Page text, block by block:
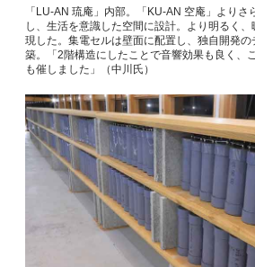
「LU-AN 琉庵」内部。「KU-AN 空庵」より
し、生活を意識した空間に設計。より明るく
現した。集電セルは壁面に配置し、独自開発
築。「2階構造にしたことで音響効果も良く、
も催しました」（中川氏）